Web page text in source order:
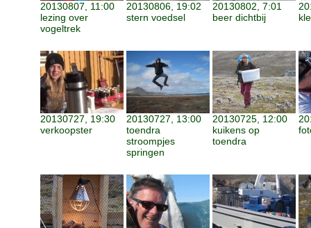
20130807, 11:00
lezing over
vogeltrek
20130806, 19:02
stern voedsel
20130802, 7:01
beer dichtbij
20130727, 19:30
verkoopster
20130727, 13:00
toendra
stroompjes
springen
20130725, 12:00
kuikens op
toendra